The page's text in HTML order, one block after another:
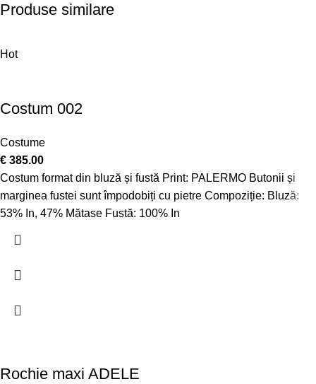
Produse similare
Hot
Costum 002
Costume
€ 385.00
Costum format din bluză și fustă Print: PALERMO Butonii și
marginea fustei sunt împodobiți cu pietre Compoziție: Bluză:
53% In, 47% Mătase Fustă: 100% In
Rochie maxi ADELE